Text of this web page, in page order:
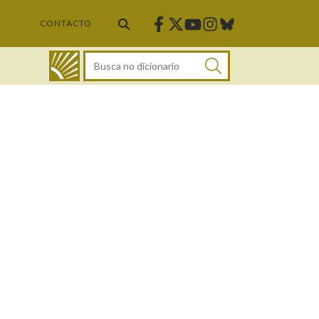
CONTACTO Facebook
Twitter
Youtube
Instagram
Bluesky
DICIONARIO